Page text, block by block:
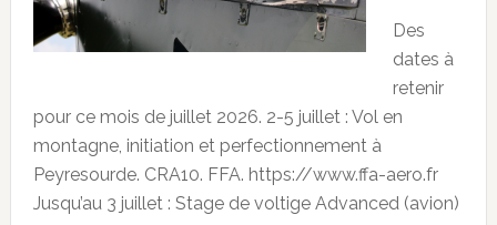
Des
dates à
retenir
pour ce mois de juillet 2026. 2-5 juillet : Vol en
montagne, initiation et perfectionnement à
Peyresourde. CRA10. FFA. https://www.ffa-aero.fr
Jusqu’au 3 juillet : Stage de voltige Advanced (avion)